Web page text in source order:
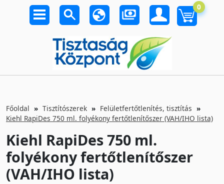
0
Főoldal Tisztítószerek
Felületfertőtlenítés, tisztítás
Kiehl RapiDes 750 ml. folyékony fertőtlenítőszer (VAH/IHO lista)
Kiehl RapiDes 750 ml.
folyékony fertőtlenítőszer
(VAH/IHO lista)